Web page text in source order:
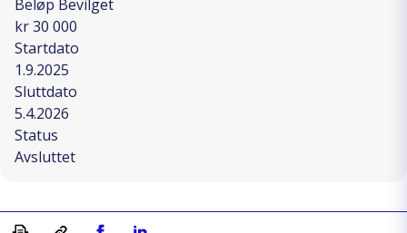
Beløp Bevilget
kr 30 000
Startdato
1.9.2025
Sluttdato
5.4.2026
Status
Avsluttet
Skriv ut Kopiera länkDel på Facebook
Del på Linkedin